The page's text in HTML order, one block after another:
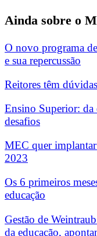
Ainda sobre o
O novo programa
e sua repercussão
Reitores têm
Ensino Superior: da
desafios
MEC quer
2023
Os 6 primeiros
educação
Gestão de
da educação,